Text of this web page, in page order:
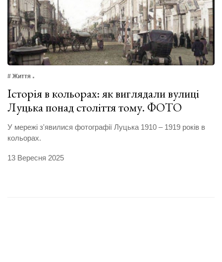
# Життя
Історія в кольорах: як виглядали вулиці
Луцька понад століття тому. ФОТО
У мережі з'явилися фотографії Луцька 1910 – 1919 років в
кольорах.
13 Вересня 2025